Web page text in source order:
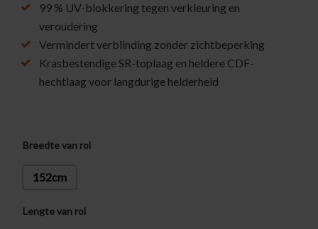
99 % UV-blokkering tegen verkleuring en
veroudering
Vermindert verblinding zonder zichtbeperking
Krasbestendige SR-toplaag en heldere CDF-
hechtlaag voor langdurige helderheid
Breedte van rol
152cm
Lengte van rol